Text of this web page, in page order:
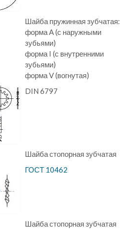
Шайба пружинная зубчатая:
форма A (с наружными
зубьями)
форма I (с внутренними
зубьями)
форма V (вогнутая)
DIN 6797
Шайба стопорная зубчатая
ГОСТ 10462
Шайба стопорная зубчатая